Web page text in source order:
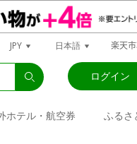
JPY 日本語 楽天
ログイン
ホテル・航空券 ふるさ